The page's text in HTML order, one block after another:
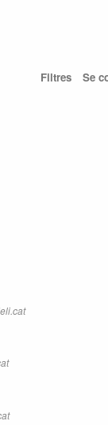
Filtres Se